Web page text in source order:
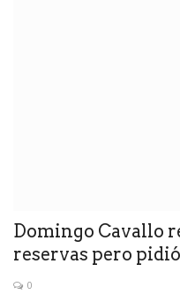
Domingo Cavallo
reservas pero
0